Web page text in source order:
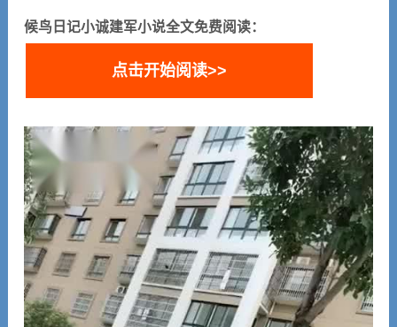
候鸟日记小诚建军小说全文免费阅读：
点击开始阅读>>